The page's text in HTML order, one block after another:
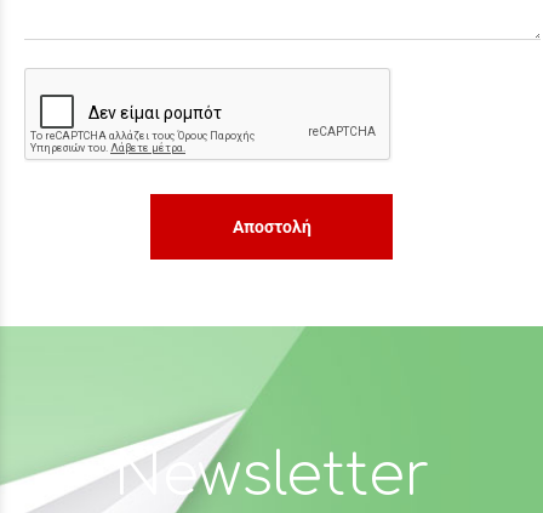
Αποστολή
Newsletter